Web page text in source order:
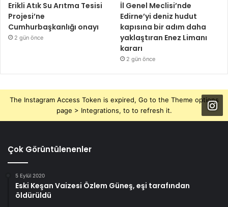
Erikli Atık Su Arıtma Tesisi
Projesi’ne
Cumhurbaşkanlığı onayı
2 gün önce
İl Genel Meclisi’nde
Edirne’yi deniz hudut
kapısına bir adım daha
yaklaştıran Enez Limanı
kararı
2 gün önce
The Instagram Access Token is expired, Go to the Theme options
page > Integrations, to to refresh it.
Çok Görüntülenenler
5 Eylül 2020
Eski Keşan Vaizesi Özlem Güneş, eşi tarafından
öldürüldü